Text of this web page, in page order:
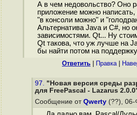
А в чем недовольство? Оно
приложение можно написать,
"в консоли можно" и
Альтернатива Java и C#, но
зависимостями. Qt... Ну
Qt такова, что уж лучше на
бы найти потом на
Ответить Правка|
97. "Новая версия среды
для FreePascal - Lazarus
Сообщение от Qwerty (??),